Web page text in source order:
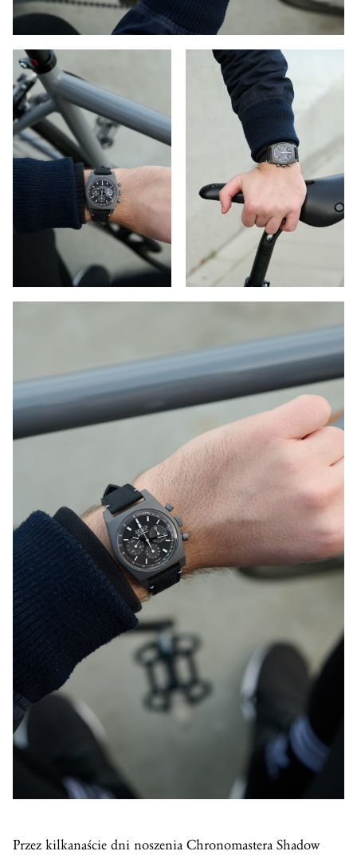
Przez kilkanaście dni noszenia Chronomastera Shadow